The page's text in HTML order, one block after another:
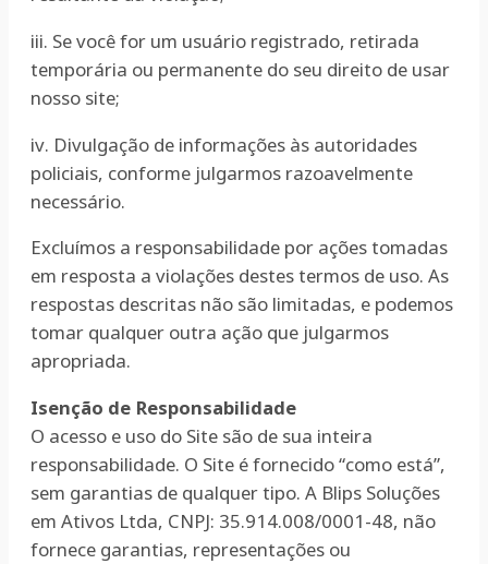
iii. Se você for um usuário registrado, retirada
temporária ou permanente do seu direito de usar
nosso site;
iv. Divulgação de informações às autoridades
policiais, conforme julgarmos razoavelmente
necessário.
Excluímos a responsabilidade por ações tomadas
em resposta a violações destes termos de uso. As
respostas descritas não são limitadas, e podemos
tomar qualquer outra ação que julgarmos
apropriada.
Isenção de Responsabilidade
O acesso e uso do Site são de sua inteira
responsabilidade. O Site é fornecido “como está”,
sem garantias de qualquer tipo. A Blips Soluções
em Ativos Ltda, CNPJ: 35.914.008/0001-48, não
fornece garantias, representações ou